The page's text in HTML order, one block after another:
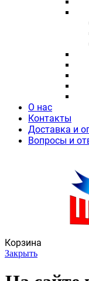
О нас
Контакты
Доставка и
Вопросы и
Корзина
Закрыть